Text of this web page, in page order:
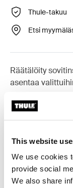
This website
We use cookies
provide social
We also share
Thule-takuu
Etsi
Räätälöity
asentaa
Toggle
Tekniset
Toggle
Ohjeet